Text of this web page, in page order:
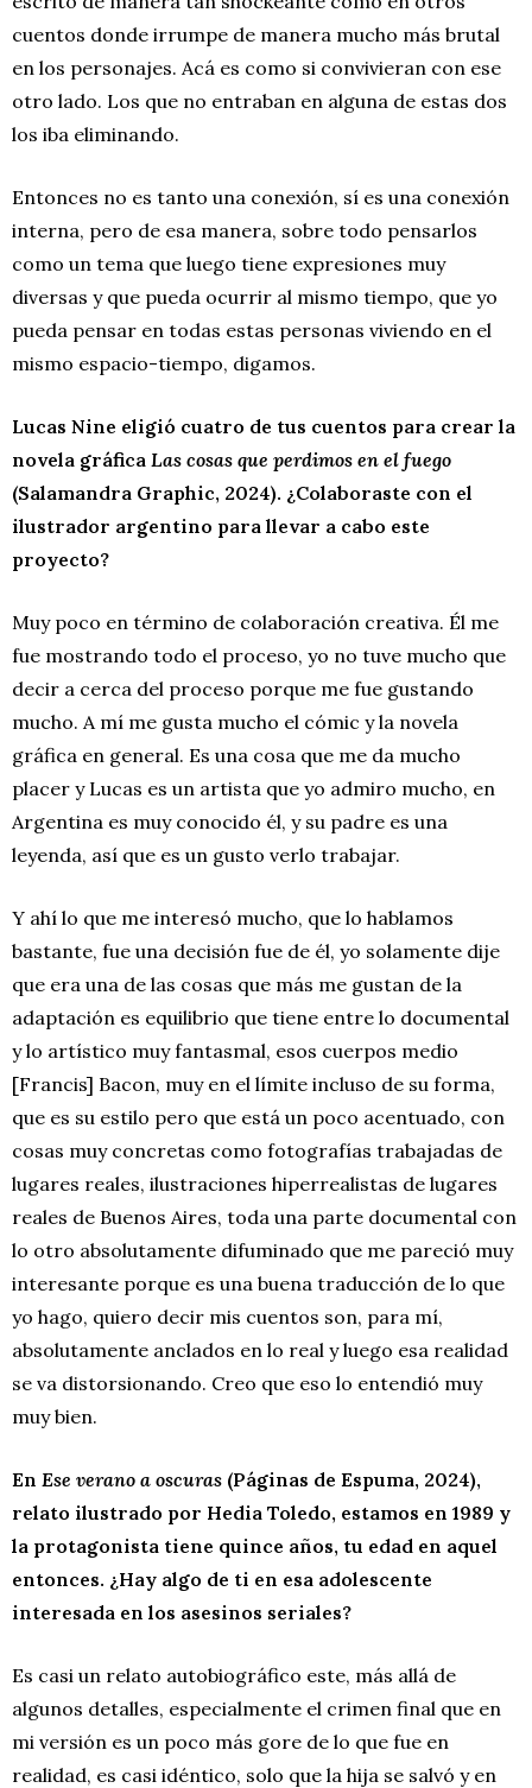
cuentos donde irrumpe de manera mucho más brutal
en los personajes. Acá es como si convivieran con ese
otro lado. Los que no entraban en alguna de estas dos
los iba eliminando.
Entonces no es tanto una conexión, sí es una conexión
interna, pero de esa manera, sobre todo pensarlos
como un tema que luego tiene expresiones muy
diversas y que pueda ocurrir al mismo tiempo, que yo
pueda pensar en todas estas personas viviendo en el
mismo espacio-tiempo, digamos.
Lucas Nine eligió cuatro de tus cuentos para crear la
novela gráfica Las cosas que perdimos en el fuego
(Salamandra Graphic, 2024). ¿Colaboraste con el
ilustrador argentino para llevar a cabo este
proyecto?
Muy poco en término de colaboración creativa. Él me
fue mostrando todo el proceso, yo no tuve mucho que
decir a cerca del proceso porque me fue gustando
mucho. A mí me gusta mucho el cómic y la novela
gráfica en general. Es una cosa que me da mucho
placer y Lucas es un artista que yo admiro mucho, en
Argentina es muy conocido él, y su padre es una
leyenda, así que es un gusto verlo trabajar.
Y ahí lo que me interesó mucho, que lo hablamos
bastante, fue una decisión fue de él, yo solamente dije
que era una de las cosas que más me gustan de la
adaptación es equilibrio que tiene entre lo documental
y lo artístico muy fantasmal, esos cuerpos medio
[Francis] Bacon, muy en el límite incluso de su forma,
que es su estilo pero que está un poco acentuado, con
cosas muy concretas como fotografías trabajadas de
lugares reales, ilustraciones hiperrealistas de lugares
reales de Buenos Aires, toda una parte documental con
lo otro absolutamente difuminado que me pareció muy
interesante porque es una buena traducción de lo que
yo hago, quiero decir mis cuentos son, para mí,
absolutamente anclados en lo real y luego esa realidad
se va distorsionando. Creo que eso lo entendió muy
muy bien.
En Ese verano a oscuras (Páginas de Espuma, 2024),
relato ilustrado por Hedia Toledo, estamos en 1989 y
la protagonista tiene quince años, tu edad en aquel
entonces. ¿Hay algo de ti en esa adolescente
interesada en los asesinos seriales?
Es casi un relato autobiográfico este, más allá de
algunos detalles, especialmente el crimen final que en
mi versión es un poco más gore de lo que fue en
realidad, es casi idéntico, solo que la hija se salvó y en